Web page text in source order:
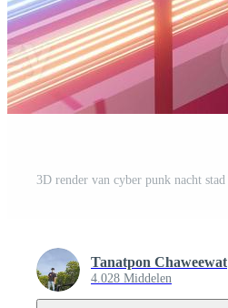
Tanatpon Chaweewat
4.028 Middelen